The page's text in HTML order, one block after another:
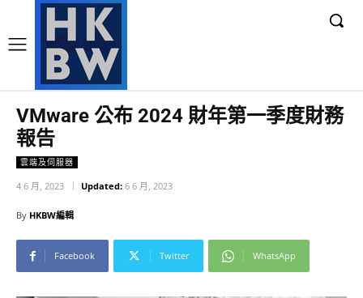
VMware 公布 2024 財年第一季度財務
報告
雲端及伺服器
4 6 月, 2023 Updated: 6 6 月, 2023
By HKBW編輯
Facebook Twitter WhatsApp